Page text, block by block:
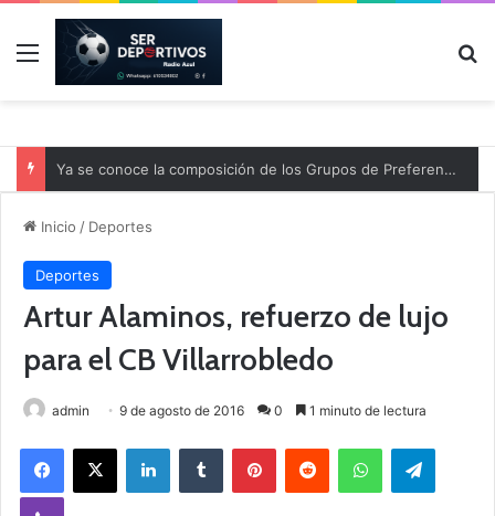
Menú
Ya se conoce la composición de los Grupos de Preferente y el calendario
Inicio / Deportes
Deportes
Artur Alaminos, refuerzo de lujo
para el CB Villarrobledo
admin 9 de agosto de 2016 0 1 minuto de lectura